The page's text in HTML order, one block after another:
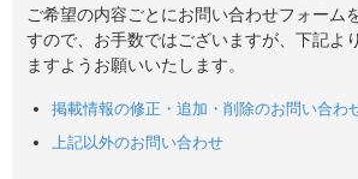
ご希望の内容ごとにお問い合わせフォーム
すので、お手数ではございますが、下記よ
ますようお願いいたします。
掲載情報の修正・追加・削除のお問い合わ
上記以外のお問い合わせ